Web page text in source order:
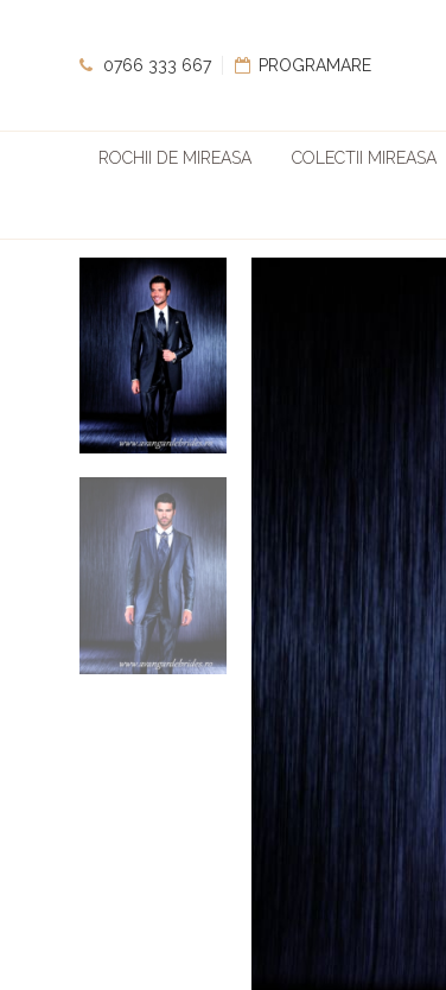
0766 333 667 PROGRAMARE
ROCHII DE MIREASA COLECTII MIREASA